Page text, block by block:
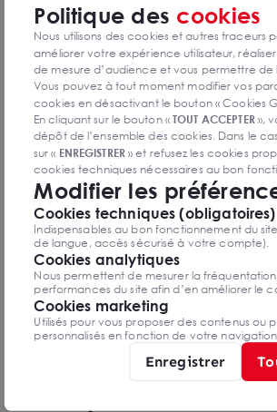
parking vs métro reste fréquent dans ce
Locaux d'activité et entrepôts
Wazemmes : quels formats ?
Les formats observables relèvent
d’activité urbain que du grand entrepôt
surfaces varient selon les secteurs et la
vente peut concerner un atelier arrière,
un local mixte, avec ERP ou accessibilité
lorsque le bâti et l’usage l’imposent.
Environnement économique
Wazemmes
Wazemmes s’inscrit dans un
services de proximité, activités artisanales
anciens. La comparaison avec Fives,
montre des gabarits souvent plus
acquisition, l’analyse porte sur l’état du
techniques, la fibre et les charges de
Arthur Loyd,
des locaux
Politique des cookies
Nous utilisons des cookies et autres traceurs
améliorer votre expérience utilisateur,
de mesure d’audience et vous permettre de
Vous pouvez à tout moment modifier vos
cookies en désactivant le bouton « Cookies
En cliquant sur le bouton «TOUT ACCEPTER»,
dépôt de l’ensemble des cookies. Dans le
sur « ENREGISTRER» et refusez les cookies
cookies techniques nécessaires au bon
seront déposés. Pour plus d’informations,
la page«Protection des données à
personnel ».Lorsque vous naviguez sur
peut être amenée à déposer des cookies.
possibilité de désactiver les cookies, ces
valables que sur le navigateur que vous
Modifier les
Cookies techniques (obligatoires)
Indispensables au bon fonctionnement du
de langue, accès sécurisé à votre compte).
Cookies analytiques
Nous permettent de mesurer la fréquentation
performances du site afin d’en améliorer le
Cookies marketing
Utilisés pour vous proposer des contenus ou
personnalisés en fonction de votre navigation.
Enregistrer